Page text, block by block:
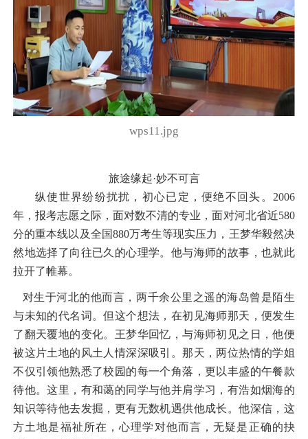
wps11.jpg
旅途缘起·妙不可言
纵使世界纷纷扰扰，初心已定，便绝不回头。 2006
年，报考志愿之际，面对数不清的专业，面对河北省近580
分的重本线以及全国880万考生等现实压力，王梦华毅然决
然地选择了向往已久的心理学。他与海师的故事，也就此
拉开了帷幕。
对生于河北的他而言，两千余公里之遥的海岛曾是陌生
与未知的代名词。但这个想法，在初见海师那天，便发生
了翻天覆地的变化。王梦华回忆，与海师初见之日，他便
被这片土地的风土人情深深吸引。那天，两位热情的学姐
不仅引领他熟悉了校园的每一个角落，更以丰盛的午餐款
待他。这里，有和蔼的同学与他并肩学习，有浩如烟海的
知识等待他去发掘，更有无数机遇供他成长。他深信，这
方土地是福祉所在，心理学对他而言，无疑是正确的抉